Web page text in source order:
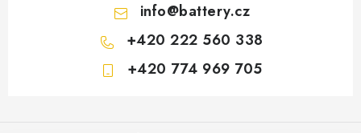
info@battery.cz
+420 222 560 338
+420 774 969 705